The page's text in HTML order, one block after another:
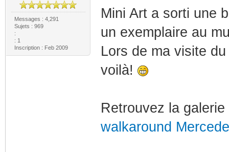
Messages : 4,291
Sujets : 969
:
: 1
Inscription : Feb 2009
Mini Art a sorti une
un exemplaire au
Lors de ma visite
voilà!
Retrouvez la
walkaround